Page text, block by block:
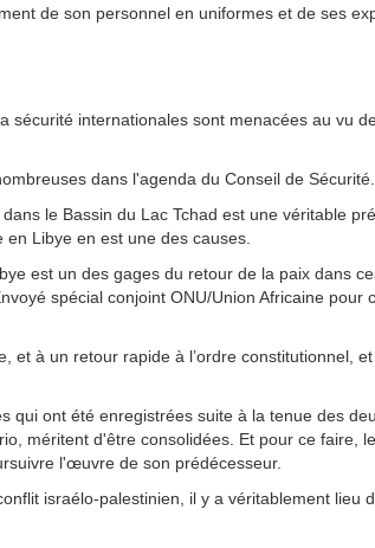
de son personnel en uniformes et de ses
sécurité internationales sont menacées au vu
dans l'agenda du Conseil de Sécurité.
le Bassin du Lac Tchad est une véritable
Libye en est une des causes.
est un des gages du retour de la paix dans
spécial conjoint ONU/Union Africaine pour
et à un retour rapide à l’ordre constitutionnel,
qui ont été enregistrées suite à la tenue des
méritent d'être consolidées. Et pour ce faire,
l'œuvre de son prédécesseur.
israélo-palestinien, il y a véritablement lieu